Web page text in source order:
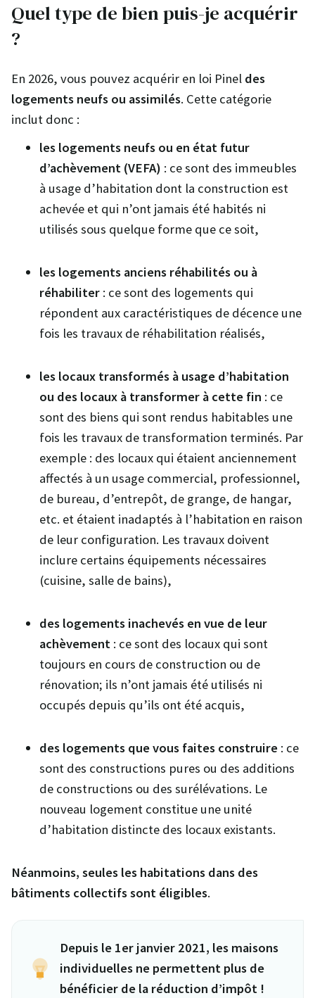
Quel type de bien puis-je acquérir
?
En 2026, vous pouvez acquérir en loi Pinel des
logements neufs ou assimilés. Cette catégorie
inclut donc :
les logements neufs ou en état futur
d’achèvement (VEFA) : ce sont des immeubles
à usage d’habitation dont la construction est
achevée et qui n’ont jamais été habités ni
utilisés sous quelque forme que ce soit,
les logements anciens réhabilités ou à
réhabiliter : ce sont des logements qui
répondent aux caractéristiques de décence une
fois les travaux de réhabilitation réalisés,
les locaux transformés à usage d’habitation
ou des locaux à transformer à cette fin : ce
sont des biens qui sont rendus habitables une
fois les travaux de transformation terminés. Par
exemple : des locaux qui étaient anciennement
affectés à un usage commercial, professionnel,
de bureau, d’entrepôt, de grange, de hangar,
etc. et étaient inadaptés à l’habitation en raison
de leur configuration. Les travaux doivent
inclure certains équipements nécessaires
(cuisine, salle de bains),
des logements inachevés en vue de leur
achèvement : ce sont des locaux qui sont
toujours en cours de construction ou de
rénovation; ils n’ont jamais été utilisés ni
occupés depuis qu’ils ont été acquis,
des logements que vous faites construire : ce
sont des constructions pures ou des additions
de constructions ou des surélévations. Le
nouveau logement constitue une unité
d’habitation distincte des locaux existants.
Néanmoins, seules les habitations dans des
bâtiments collectifs sont éligibles.
Depuis le 1er janvier 2021, les maisons
individuelles ne permettent plus de
bénéficier de la réduction d’impôt !